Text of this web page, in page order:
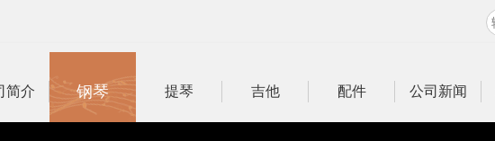
简介 钢琴 提琴 吉他 配件 公司新闻